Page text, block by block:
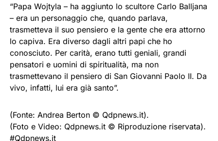
“Papa Wojtyla – ha aggiunto lo scultore Carlo Balljana
– era un personaggio che, quando parlava,
trasmetteva il suo pensiero e la gente che era attorno
lo capiva. Era diverso dagli altri papi che ho
conosciuto. Per carità, erano tutti geniali, grandi
pensatori e uomini di spiritualità, ma non
trasmettevano il pensiero di San Giovanni Paolo II. Da
vivo, infatti, lui era già santo”.
(Fonte: Andrea Berton © Qdpnews.it).
(Foto e Video: Qdpnews.it © Riproduzione riservata).
#Qdpnews.it